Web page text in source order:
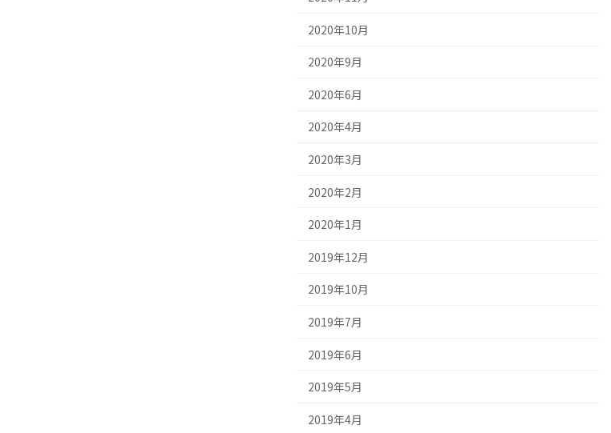
2020年10月
2020年9月
2020年6月
2020年4月
2020年3月
2020年2月
2020年1月
2019年12月
2019年10月
2019年7月
2019年6月
2019年5月
2019年4月